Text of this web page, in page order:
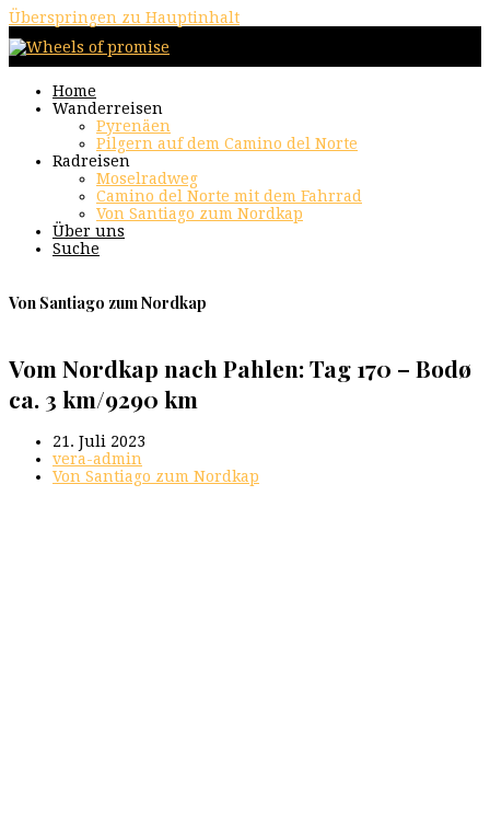
Überspringen zu Hauptinhalt
Home
Wanderreisen
Pyrenäen
Pilgern auf dem Camino del Norte
Radreisen
Moselradweg
Camino del Norte mit dem Fahrrad
Von Santiago zum Nordkap
Über uns
Suche
Von Santiago zum Nordkap
Vom Nordkap nach Pahlen: Tag 170 – Bodø
ca. 3 km/9290 km
21. Juli 2023
vera-admin
Von Santiago zum Nordkap